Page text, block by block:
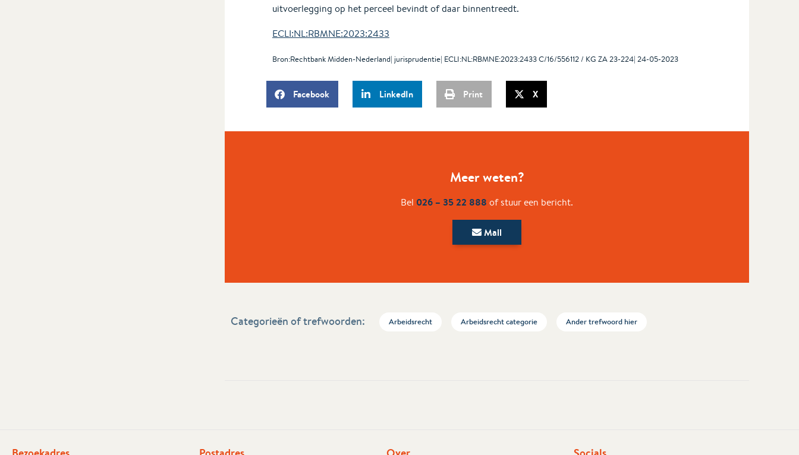
uitvoerlegging op het perceel bevindt of daar binnentreedt.
ECLI:NL:RBMNE:2023:2433
Bron:Rechtbank Midden-Nederland| jurisprudentie| ECLI:NL:RBMNE:2023:2433 C/16/556112 / KG ZA 23-224| 24-05-2023
Facebook LinkedIn Print X
Meer weten?
Bel 026 – 35 22 888 of stuur een bericht.
Mail
Categorieën of trefwoorden: Arbeidsrecht Arbeidsrecht categorie Ander trefwoord hier